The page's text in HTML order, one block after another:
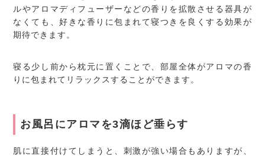
ルやアロマディフューザーなどの香りを拡散させる器具が
なくても、好きな香りに包まれて寝つきを良くする効果が
期待できます。
寝る少し前から枕元に置くことで、部屋全体がアロマの香
りに包まれてリラックスすることができます。
お風呂にアロマを3滴ほど垂らす
肌に直接付けてしまうと、刺激が強い場合もありますが、